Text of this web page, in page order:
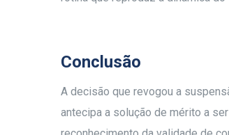
Conclusão
A decisão que revogou a
antecipa a solução de mérito a